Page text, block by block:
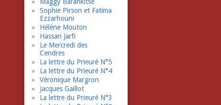
Maggy Barankitse
Sophie Pirson et Fatima
Ezzarhouni
Hélène Mouton
Hassan Jarfi
Le Mercredi des
Cendres
La lettre du Prieuré N°5
La lettre du Prieuré N°4
Véronique Margron
Jacques Gaillot
La lettre du Prieuré N°3